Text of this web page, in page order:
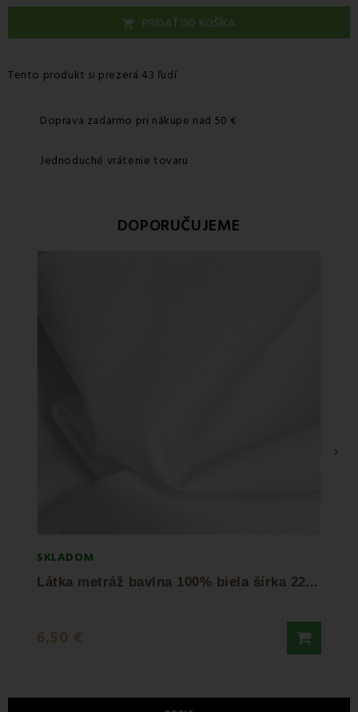
 PRIDAŤ DO KOŠÍKA
Tento produkt si prezerá 43 ľudí
Doprava zadarmo pri nákupe nad 50 €
Jednoduché vrátenie tovaru
DOPORUČUJEME
SKLADOM
L
átka metráž bavlna 100% biela šírka 220 cm
6,50 €
›